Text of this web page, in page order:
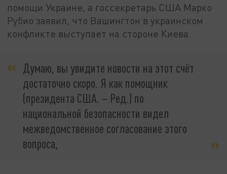
помощи Украине, а госсекретарь США Марко
Рубио заявил, что Вашингтон в украинском
конфликте выступает на стороне Киева.
Думаю, вы увидите новости на этот счёт
достаточно скоро. Я как помощник
(президента США. – Ред.) по
национальной безопасности видел
межведомственное согласование этого
вопроса,